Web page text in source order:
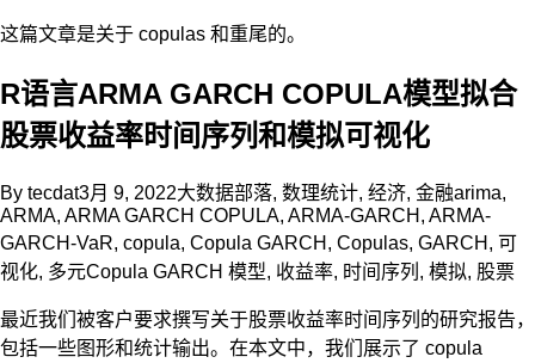
这篇文章是关于 copulas 和重尾的。
R语言ARMA GARCH COPULA模型拟合
股票收益率时间序列和模拟可视化
By tecdat3月 9, 2022大数据部落, 数理统计, 经济, 金融arima,
ARMA, ARMA GARCH COPULA, ARMA-GARCH , ARMA-
GARCH-VaR, copula, Copula GARCH , Copulas, GARCH , 可
视化, 多元Copula GARCH 模型, 收益率, 时间序列 , 模拟, 股票
最近我们被客户要求撰写关于股票收益率时间序列的研究报告，
包括一些图形和统计输出。在本文中，我们展示了 copula